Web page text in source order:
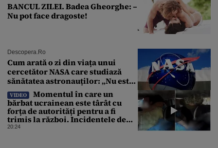
BANCUL ZILEI. Badea Gheorghe: –
Nu pot face dragoste!
Descopera.ro
Cum arată o zi din viața unui
cercetător NASA care studiază
sănătatea astronauților: „Nu este
o știință complicată”
VIDEO
Momentul în care un
bărbat ucrainean este târât cu
forța de autorități pentru a fi
trimis la război. Incidentele de
acest fel sunt tot mai dese
20:24